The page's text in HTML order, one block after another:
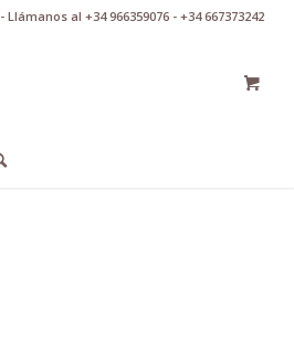
al +34 966359076 - +34 667373242